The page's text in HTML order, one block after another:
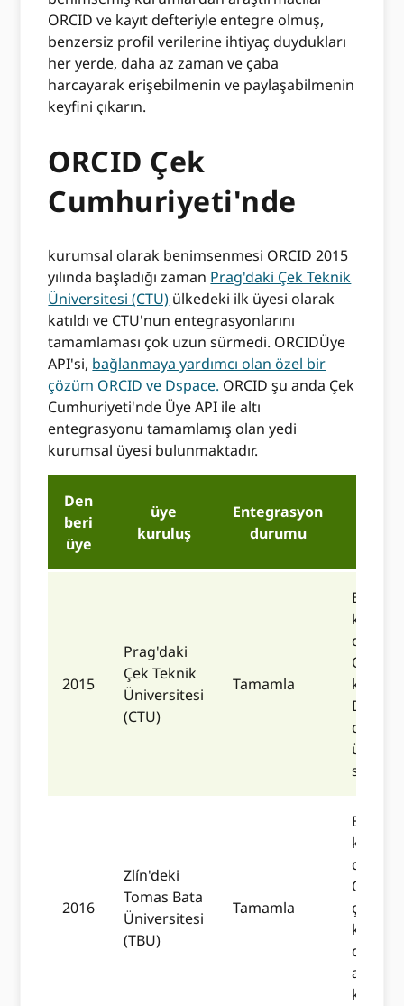
ORCID ve kayıt defteriyle entegre olmuş,
benzersiz profil verilerine ihtiyaç duydukları
her yerde, daha az zaman ve çaba
harcayarak erişebilmenin ve paylaşabilmenin
keyfini çıkarın.
ORCID Çek
Cumhuriyeti'nde
kurumsal olarak benimsenmesi ORCID 2015
yılında başladığı zaman Prag'daki Çek Teknik
Üniversitesi (CTU) ülkedeki ilk üyesi olarak
katıldı ve CTU'nun entegrasyonlarını
tamamlaması çok uzun sürmedi. ORCIDÜye
API'si, bağlanmaya yardımcı olan özel bir
çözüm ORCID ve Dspace. ORCID şu anda Çek
Cumhuriyeti'nde Üye API ile altı
entegrasyonu tamamlamış olan yedi
kurumsal üyesi bulunmaktadır.
Den
beri
üye
üye
kuruluş
Entegrasyon
durumu
2015
Prag'daki
Çek Teknik
Üniversitesi
(CTU)
Tamamla
Bu
kimliği
ORCID
da
üzere
2016
Zlín'deki
Tomas Bata
Üniversitesi
(TBU)
Tamamla
Bu
kimliği
ORCID